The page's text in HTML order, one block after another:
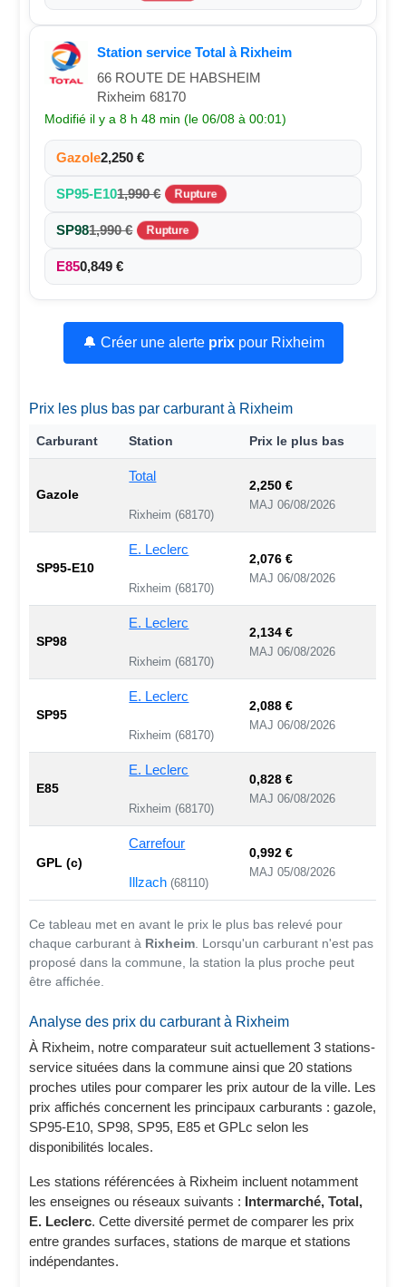
Station service Total à Rixheim
66 ROUTE DE HABSHEIM
Rixheim 68170
Modifié il y a 8 h 48 min (le 06/08 à 00:01)
Gazole2,250 €
SP95-E101,990 € Rupture
SP981,990 € Rupture
E850,849 €
🔔 Créer une alerte prixpour Rixheim
Prix les plus bas par carburant à Rixheim
Carburant Station Prix le plus bas
Gazole
Total
Rixheim (68170)
2,250 €
MAJ 06/08/2026
SP95-E10
E. Leclerc
Rixheim (68170)
2,076 €
MAJ 06/08/2026
SP98
E. Leclerc
Rixheim (68170)
2,134 €
MAJ 06/08/2026
SP95
E. Leclerc
Rixheim (68170)
2,088 €
MAJ 06/08/2026
E85
E. Leclerc
Rixheim (68170)
0,828 €
MAJ 06/08/2026
GPL (c)
Carrefour
Illzach(68110)
0,992 €
MAJ 05/08/2026
Ce tableau met en avant le prix le plus bas relevé pour
chaque carburant à Rixheim . Lorsqu'un carburant n'est pas
proposé dans la commune, la station la plus proche peut
être affichée.
Analyse des prix du carburant à Rixheim
À Rixheim, notre comparateur suit actuellement 3 stations-
service situées dans la commune ainsi que 20 stations
proches utiles pour comparer les prix autour de la ville. Les
prix affichés concernent les principaux carburants : gazole,
SP95-E10, SP98, SP95, E85 et GPLc selon les
disponibilités locales.
Les stations référencées à Rixheim incluent notamment
les enseignes ou réseaux suivants : Intermarché, Total,
E. Leclerc. Cette diversité permet de comparer les prix
entre grandes surfaces, stations de marque et stations
indépendantes.